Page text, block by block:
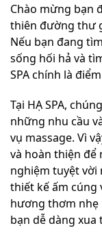
Chào mừng bạn
thiên đường thư
Nếu bạn đang
sống hối hả và
SPA chính là
Tại HẠ SPA,
những nhu cầu
vụ massage. Vì
và hoàn thiện để
nghiệm tuyệt vời
thiết kế ấm cúng
hương thơm
bạn dễ dàng xua